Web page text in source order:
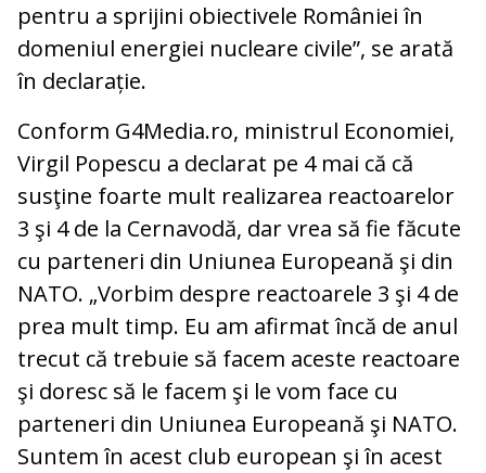
pentru a sprijini obiectivele României în
domeniul energiei nucleare civile”, se arată
în declarație.
Conform G4Media.ro, ministrul Economiei,
Virgil Popescu a declarat pe 4 mai că că
susţine foarte mult realizarea reactoarelor
3 şi 4 de la Cernavodă, dar vrea să fie făcute
cu parteneri din Uniunea Europeană şi din
NATO. „Vorbim despre reactoarele 3 şi 4 de
prea mult timp. Eu am afirmat încă de anul
trecut că trebuie să facem aceste reactoare
şi doresc să le facem şi le vom face cu
parteneri din Uniunea Europeană şi NATO.
Suntem în acest club european şi în acest